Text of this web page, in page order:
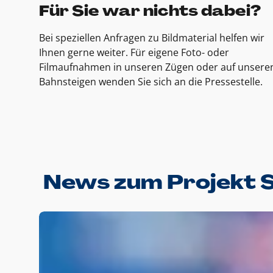
Für Sie war nichts dabei?
Bei speziellen Anfragen zu Bildmaterial helfen wir
Ihnen gerne weiter. Für eigene Foto- oder
Filmaufnahmen in unseren Zügen oder auf
Bahnsteigen wenden Sie sich an die Pressestelle.
News zum Projekt